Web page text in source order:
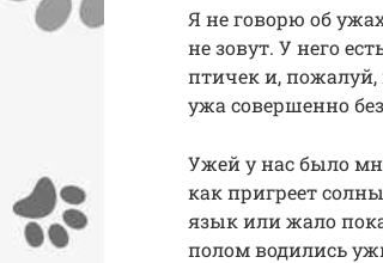
Я не говорю об
не зовут. У него
птичек и, пожалуй,
ужа совершенно
Ужей у нас было
как пригреет
язык или жало
полом водились